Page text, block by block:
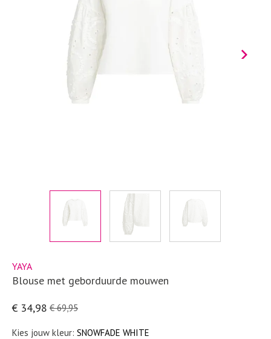
YAYA
Blouse met geborduurde mouwen
€ 69,95
€ 34,98
Kies jouw kleur: SNOWFADE WHITE